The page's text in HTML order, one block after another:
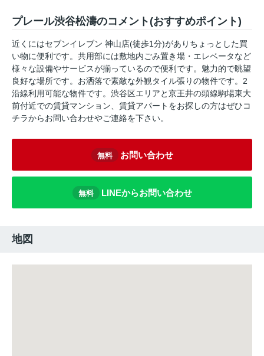
プレール渋谷松濤のコメント(おすすめポイント)
近くにはセブンイレブン 神山店(徒歩1分)がありちょっとした買
い物に便利です。共用部には敷地内ごみ置き場・エレベータなど
様々な設備やサービスが揃っているので便利です。魅力的で眺望
良好な場所です。お洒落で素敵な外観タイル張りの物件です。2
沿線利用可能な物件です。渋谷区エリアと京王井の頭線駒場東大
前付近での賃貸マンション、賃貸アパートをお探しの方はぜひコ
チラからお問い合わせやご連絡を下さい。
無料 お問い合わせ
無料 LINEからお問い合わせ
地図